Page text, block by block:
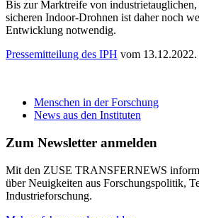
Bis zur Marktreife von
sicheren Indoor-Drohnen ist daher noch
Entwicklung notwendig.
Pressemitteilung des IPH vom 13.12.2022.
Menschen in der Forschung
News aus den Instituten
Zum Newsletter anmelden
Mit den ZUSE TRANSFERNEWS
über Neuigkeiten aus Forschungspolitik,
Industrieforschung.